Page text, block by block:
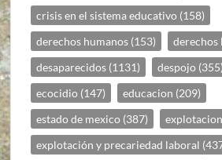
crisis en el sistema educativo (158)
derechos humanos (153) derechos
desaparecidos (1131) despojo (355)
ecocidio (147) educacion (209)
estado de mexico (387)
explotación y precariedad laboral